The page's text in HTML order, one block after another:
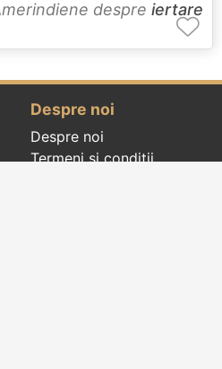
despre iertare
Despre noi
Despre noi
Termeni și condiții